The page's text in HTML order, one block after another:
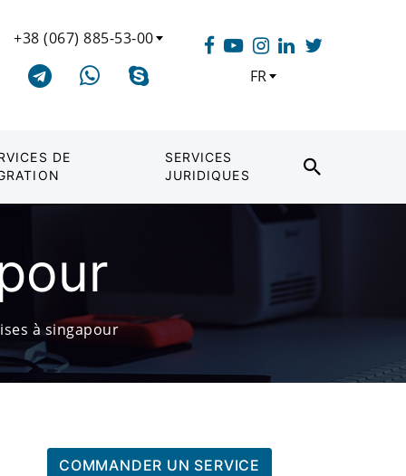
+38 (067) 885-53-00
FR
DE
SERVICES
JURIDIQUES
à singapour
COMMANDER UN SERVICE